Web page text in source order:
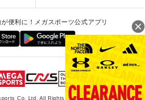
便利に！メガスポーツ公式アプリ
Co. Ltd. All Rights Reserved.